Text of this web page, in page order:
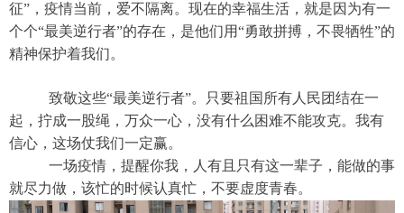
征”，疫情当前，爱不隔离。现在的幸福生活，就是因为有一
个个“最美逆行者”的存在，是他们用“勇敢拼搏，不畏牺牲”的
精神保护着我们。
致敬这些“最美逆行者”。只要祖国所有人民团结在一
起，拧成一股绳，万众一心，没有什么困难不能攻克。我有
信心，这场仗我们一定赢。
一场疫情，提醒你我，人有且只有这一辈子，能做的事
就尽力做，该忙的时候认真忙，不要虚度青春。